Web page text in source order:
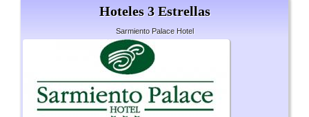
Hoteles 3 Estrellas
Sarmiento Palace Hotel